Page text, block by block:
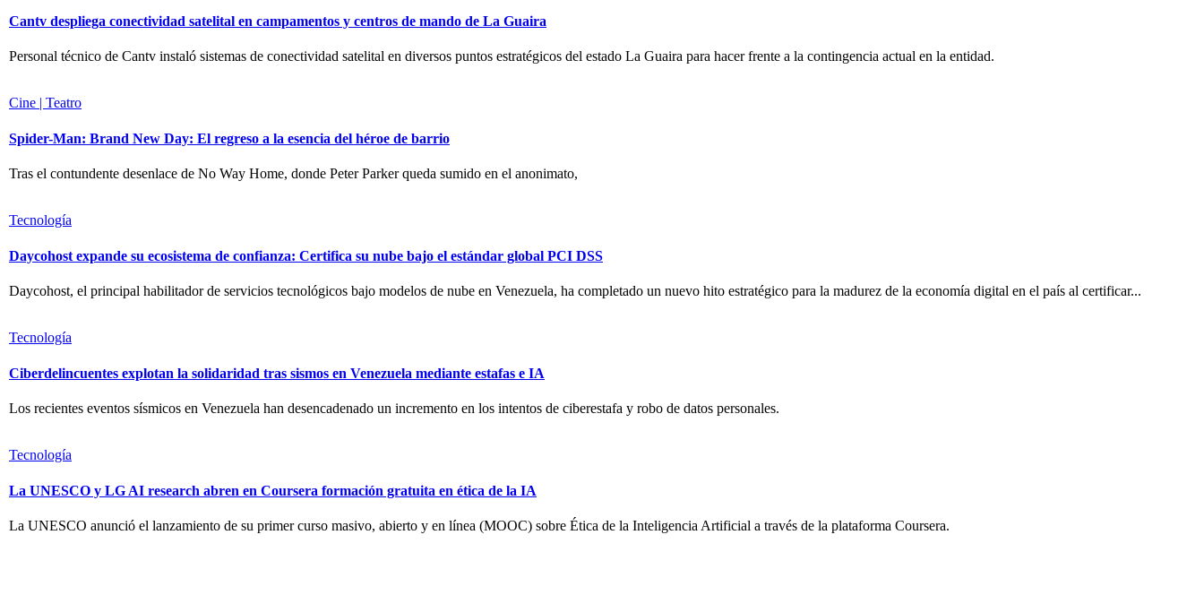
Cantv despliega conectividad satelital en campamentos y centros de mando de La Guaira
Personal técnico de Cantv instaló sistemas de conectividad satelital en diversos puntos estratégicos del estado La Guaira para hacer frente a la contingencia actual en la entidad.
Cine | Teatro
Spider-Man: Brand New Day: El regreso a la esencia del héroe de barrio
Tras el contundente desenlace de No Way Home, donde Peter Parker queda sumido en el anonimato,
Tecnología
Daycohost expande su ecosistema de confianza: Certifica su nube bajo el estándar global PCI DSS
Daycohost, el principal habilitador de servicios tecnológicos bajo modelos de nube en Venezuela, ha completado un nuevo hito estratégico para la madurez de la economía digital en el país al certificar...
Tecnología
Ciberdelincuentes explotan la solidaridad tras sismos en Venezuela mediante estafas e IA
Los recientes eventos sísmicos en Venezuela han desencadenado un incremento en los intentos de ciberestafa y robo de datos personales.
Tecnología
La UNESCO y LG AI research abren en Coursera formación gratuita en ética de la IA
La UNESCO anunció el lanzamiento de su primer curso masivo, abierto y en línea (MOOC) sobre Ética de la Inteligencia Artificial a través de la plataforma Coursera.